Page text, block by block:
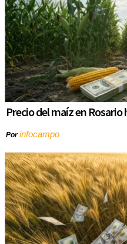
Precio del maíz en Rosario
Porinfocampo